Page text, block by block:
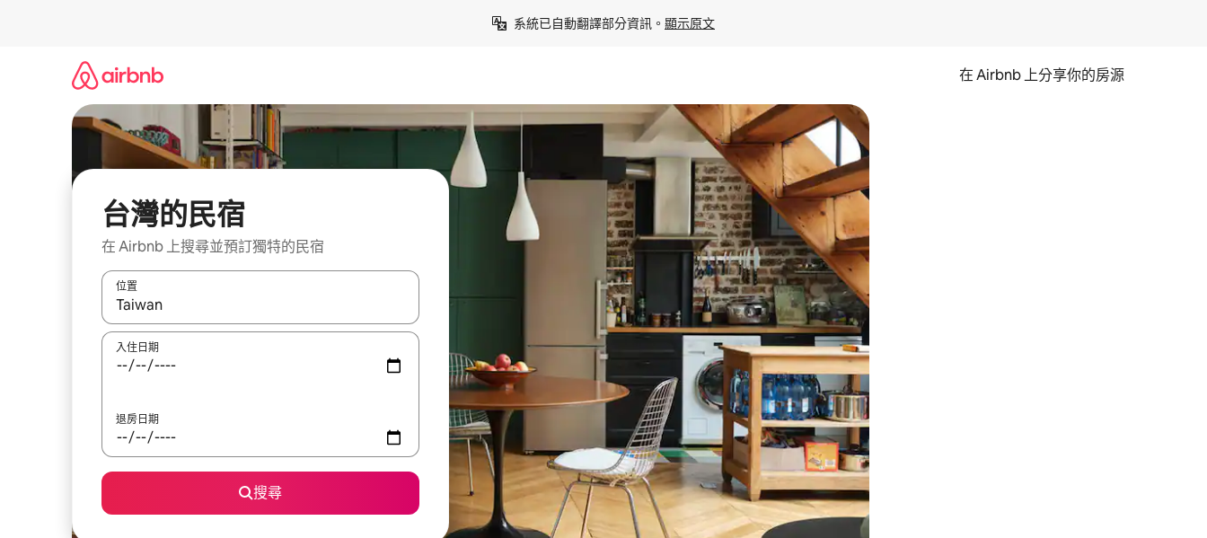
系統已自動翻譯部分資訊。 顯示原文
在 Airbnb 上分享你的房源
台灣的民宿
在 Airbnb 上搜尋並預訂獨特的民宿
位置
如有搜尋結果，瀏覽內容時請使用上下箭頭，或輕點、滑動裝置。
入住日期
退房日期
搜尋